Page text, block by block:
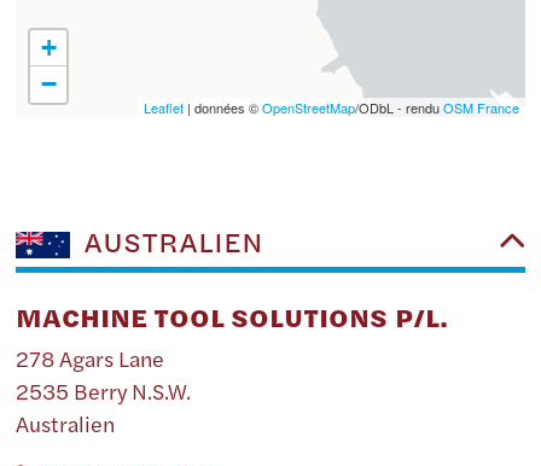
+
−
Leaflet| données ©OpenStreetMap/ODbL - renduOSM France
AUSTRALIEN
MACHINE TOOL SOLUTIONS P/L.
278 Agars Lane
2535 Berry N.S.W.
Australien